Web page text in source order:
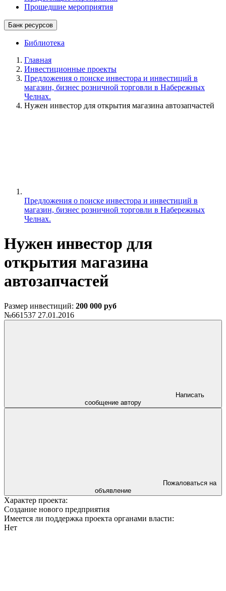
Прошедшие мероприятия
Банк ресурсов
Библиотека
Главная
Инвестиционные проекты
Предложения о поиске инвестора и инвестиций в
магазин, бизнес розничной торговли в Набережных
Челнах.
Нужен инвестор для открытия магазина автозапчастей
Предложения о поиске инвестора и инвестиций в
магазин, бизнес розничной торговли в Набережных
Челнах.
Нужен инвестор для
открытия магазина
автозапчастей
Размер инвестиций: 200 000 руб
№661537 27.01.2016
сообщение автору
объявление
Характер проекта:
Создание нового предприятия
Имеется ли поддержка проекта органами власти:
Нет